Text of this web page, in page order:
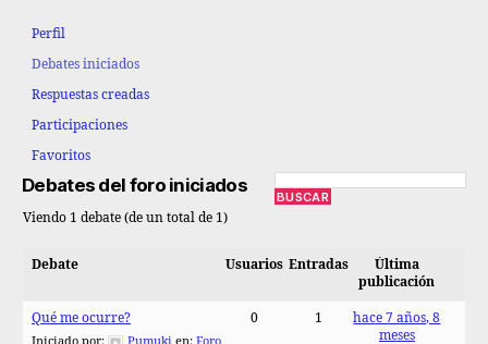
Perfil
Debates iniciados
Respuestas creadas
Participaciones
Favoritos
Debates del foro iniciados
Viendo 1 debate (de un total de 1)
Debate Usuarios Entradas
Última
publicación
Qué me ocurre? 0 1
hace 7 años, 8
meses